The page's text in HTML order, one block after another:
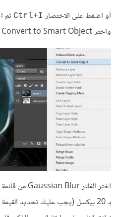
أو اضغط على الاختصار Ctrl+I ثم
واختر Convert to Smart Object لتحويل الطبقة إلى عنصر ذكي.
بـ 20 بيكسل (يجب عليك تحديد